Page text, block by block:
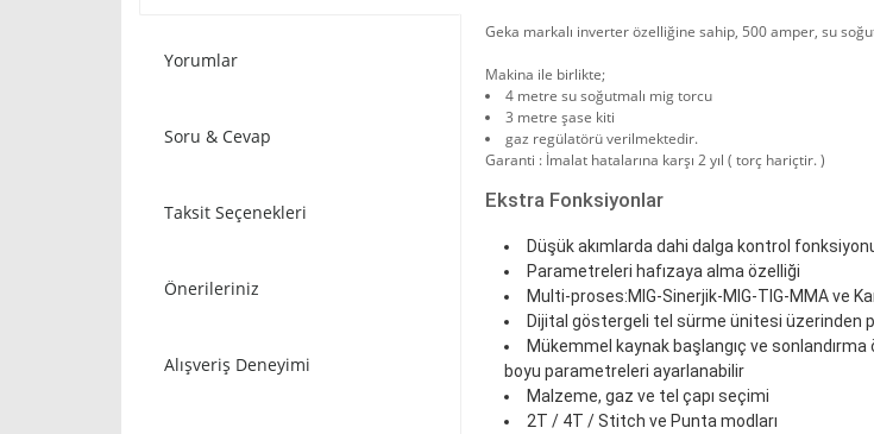
Yorumlar
Soru & Cevap
Taksit Seçenekleri
Önerileriniz
Alışveriş Deneyimi
Geka markalı inverter özelliğine sahip, 500 amper, su
Makina ile birlikte;
4 metre su soğutmalı mig torcu
3 metre şase kiti
gaz regülatörü verilmektedir.
Garanti : İmalat hatalarına karşı 2 yıl ( torç hariçtir. )
Ekstra Fonksiyonlar
Düşük akımlarda dahi dalga kontrol
Parametreleri hafızaya alma özelliği
Multi-proses:MIG-Sinerjik-MIG-TIG-MMA ve
Dijital göstergeli tel sürme ünitesi üzerinden
Mükemmel kaynak başlangıç ve sonlandırma
boyu parametreleri ayarlanabilir
Malzeme, gaz ve tel çapı seçimi
2T / 4T / Stitch ve Punta modları